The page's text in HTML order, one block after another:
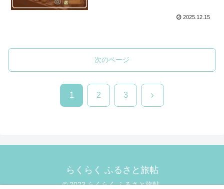
2025.12.15
次のページ
1 2 3 次
らくらく ふるさと旅帖
© 2023 らくらく ふるさと旅帖.